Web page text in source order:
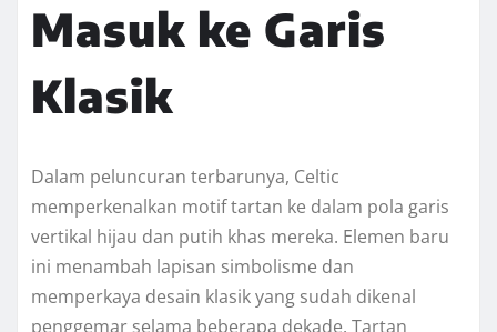
Masuk ke Garis
Klasik
Dalam peluncuran terbarunya, Celtic
memperkenalkan motif tartan ke dalam pola garis
vertikal hijau dan putih khas mereka. Elemen baru
ini menambah lapisan simbolisme dan
memperkaya desain klasik yang sudah dikenal
penggemar selama beberapa dekade. Tartan